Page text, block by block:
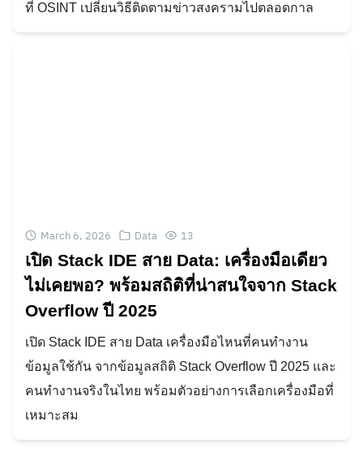
ที่ OSINT เปลี่ยนวิธีติดตามข่าวสงครามไปตลอดกาล
March 6, 2026 Data 13
เปิด Stack IDE สาย Data: เครื่องมือเดียว
ไม่เคยพอ? พร้อมสถิติที่น่าสนใจจาก Stack
Overflow ปี 2025
เปิด Stack IDE สาย Data เครื่องมือไหนที่คนทำงาน
ข้อมูลใช้กัน จากข้อมูลสถิติ Stack Overflow ปี 2025 และ
คนทำงานจริงในไทย พร้อมตัวอย่างการเลือกเครื่องมือที่
เหมาะสม